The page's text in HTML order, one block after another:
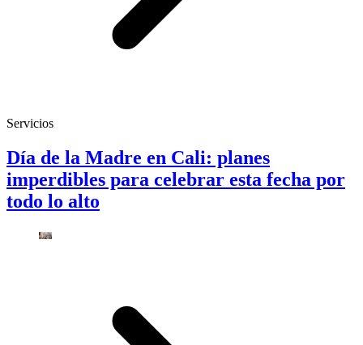
Servicios
Día de la Madre en Cali: planes
imperdibles para celebrar esta fecha por
todo lo alto